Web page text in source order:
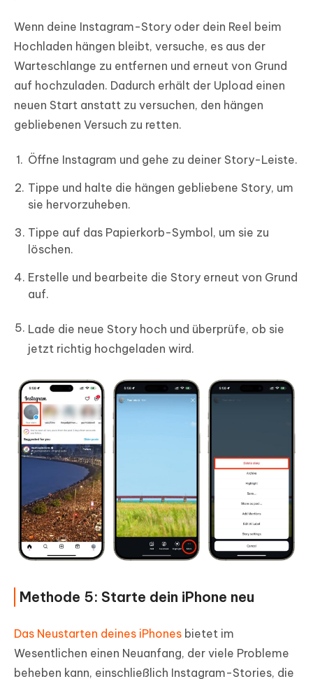
Wenn deine Instagram-Story oder dein Reel beim
Hochladen hängen bleibt, versuche, es aus der
Warteschlange zu entfernen und erneut von Grund
auf hochzuladen. Dadurch erhält der Upload einen
neuen Start anstatt zu versuchen, den hängen
gebliebenen Versuch zu retten.
Öffne Instagram und gehe zu deiner Story-Leiste.
Tippe und halte die hängen gebliebene Story, um
sie hervorzuheben.
Tippe auf das Papierkorb-Symbol, um sie zu
löschen.
Erstelle und bearbeite die Story erneut von Grund
auf.
Lade die neue Story hoch und überprüfe, ob sie
jetzt richtig hochgeladen wird.
Methode 5: Starte dein iPhone neu
Das Neustarten deines iPhones bietet im
Wesentlichen einen Neuanfang, der viele Probleme
beheben kann, einschließlich Instagram-Stories, die